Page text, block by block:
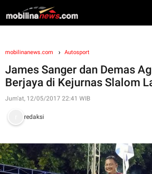
mobilinanews.com Autosport
James Sanger dan Demas
Berjaya di Kejurnas Slalom
Jum'at, 12/05/2017 22:41 WIB
redaksi